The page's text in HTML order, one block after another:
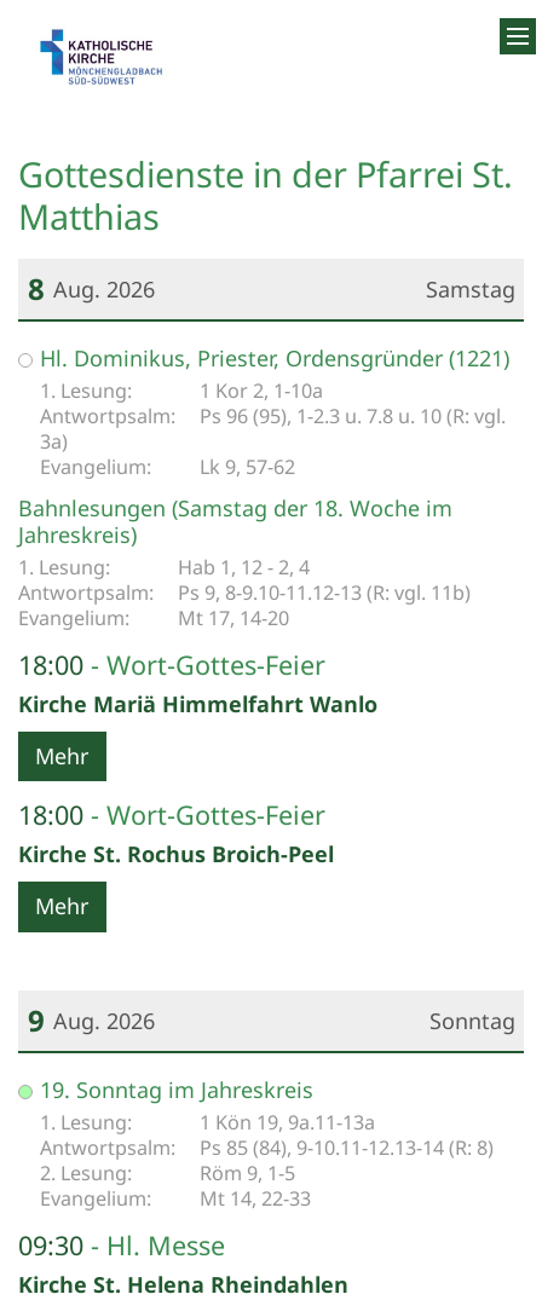
Gottesdienste in der Pfarrei St.
Matthias
Samstag
8 Aug. 2026
Datum: 8. August 2026
Hl. Dominikus, Priester, Ordensgründer (1221)
1 Kor 2, 1-10a
Ps 96 (95), 1-2.3 u. 7.8 u. 10 (R: vgl.
3a)
Lk 9, 57-62
Bahnlesungen (Samstag der 18. Woche im
Jahreskreis)
Hab 1, 12 - 2, 4
Ps 9, 8-9.10-11.12-13 (R: vgl. 11b)
Mt 17, 14-20
18:00 Wort-Gottes-Feier
Kirche Mariä Himmelfahrt Wanlo
Mehr
18:00 Wort-Gottes-Feier
Kirche St. Rochus Broich-Peel
Mehr
Sonntag
9 Aug. 2026
Datum: 9. August 2026
19. Sonntag im Jahreskreis
1 Kön 19, 9a.11-13a
Ps 85 (84), 9-10.11-12.13-14 (R: 8)
Röm 9, 1-5
Mt 14, 22-33
09:30 Hl. Messe
Kirche St. Helena Rheindahlen